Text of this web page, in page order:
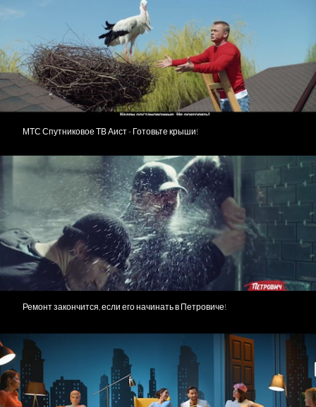
МТС Спутниковое ТВ Аист - Готовьте крыши!
Ремонт закончится, если его начинать в Петровиче!